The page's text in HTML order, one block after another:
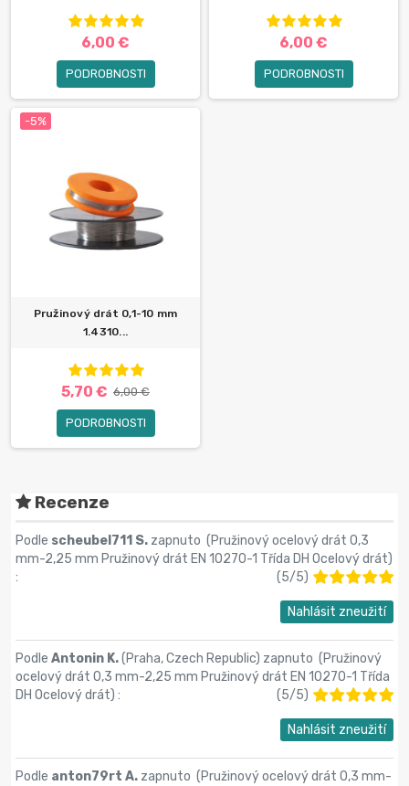
6,00 €
PODROBNOSTI
6,00 €
PODROBNOSTI
-5%
Pružinový drát 0,1-10 mm
1.4310...
5,70 € 6,00 €
PODROBNOSTI
Recenze
Podle scheubel711 S. zapnuto (Pružinový ocelový drát 0,3
mm-2,25 mm Pružinový drát EN 10270-1 Třída DH Ocelový drát)
:
(5/5)
Nahlásit zneužití
Podle Antonin K.(Praha, Czech Republic) zapnuto (Pružinový
ocelový drát 0,3 mm-2,25 mm Pružinový drát EN 10270-1 Třída
DH Ocelový drát) : (5/5)
Nahlásit zneužití
Podle anton79rt A. zapnuto (Pružinový ocelový drát 0,3 mm-